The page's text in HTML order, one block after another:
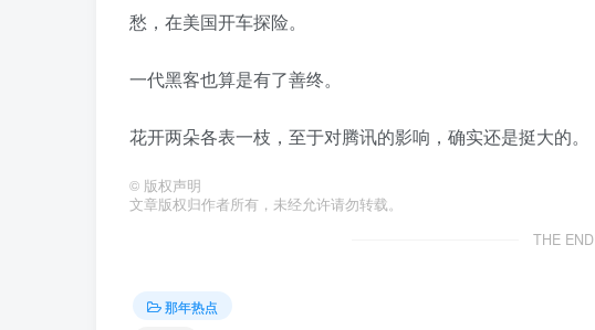
愁，在美国开车探险。
一代黑客也算是有了善终。
花开两朵各表一枝，至于对腾讯的影响，确实还是挺大的。
© 版权声明
文章版权归作者所有，未经允许请勿转载。
THE END
那年热点